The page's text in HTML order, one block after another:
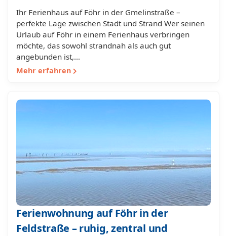
Ihr Ferienhaus auf Föhr in der Gmelinstraße –
perfekte Lage zwischen Stadt und Strand Wer seinen
Urlaub auf Föhr in einem Ferienhaus verbringen
möchte, das sowohl strandnah als auch gut
angebunden ist,…
Mehr erfahren
Ferienwohnung auf Föhr in der
Feldstraße – ruhig, zentral und